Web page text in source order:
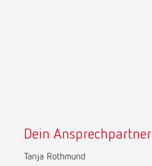
Dein Ansprechpartner
Tanja Rothmund